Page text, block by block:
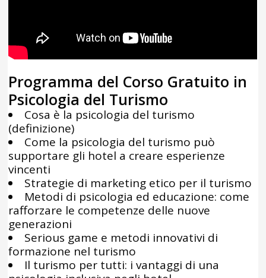
Programma del Corso Gratuito in
Psicologia del Turismo
Cosa è la psicologia del turismo
(definizione)
Come la psicologia del turismo può
supportare gli hotel a creare esperienze
vincenti
Strategie di marketing etico per il turismo
Metodi di psicologia ed educazione: come
rafforzare le competenze delle nuove
generazioni
Serious game e metodi innovativi di
formazione nel turismo
Il turismo per tutti: i vantaggi di una